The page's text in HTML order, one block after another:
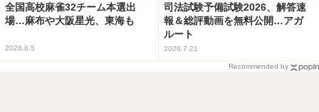
全国高校麻雀32チーム本選出
場…麻布や大阪星光、東海も
2026.8.5
司法試験予備試験2026、解答速
報＆総評動画を無料公開…アガ
ルート
2026.7.21
Recommended by